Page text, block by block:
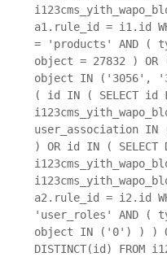
a1.rule_id = i1.id
= 'products' AND (
object = 27832 )
object IN ('3056',
( id IN ( SELECT id
user_association
) OR id IN ( SELECT
a2.rule_id = i2.id
'user_roles' AND (
object IN ('0') ) )
DISTINCT(id) FROM